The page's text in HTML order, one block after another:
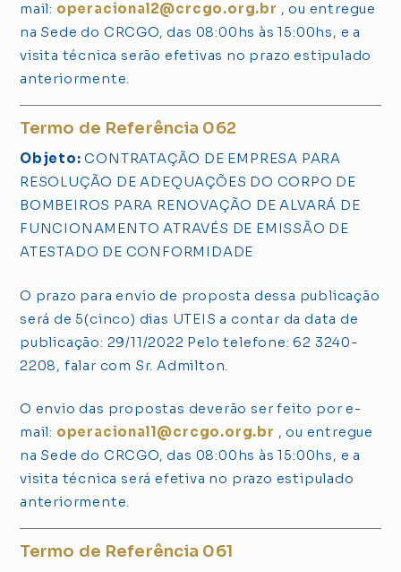
mail: operacional2@crcgo.org.br , ou entregue
na Sede do CRCGO, das 08:00hs às 15:00hs, e a
visita técnica serão efetivas no prazo estipulado
anteriormente.
Termo de Referência 062
Objeto: CONTRATAÇÃO DE EMPRESA PARA
RESOLUÇÃO DE ADEQUAÇÕES DO CORPO DE
BOMBEIROS PARA RENOVAÇÃO DE ALVARÁ DE
FUNCIONAMENTO ATRAVÉS DE EMISSÃO DE
ATESTADO DE CONFORMIDADE
O prazo para envio de proposta dessa publicação
será de 5(cinco) dias UTEIS a contar da data de
publicação: 29/11/2022 Pelo telefone: 62 3240-
2208, falar com Sr. Admilton.
O envio das propostas deverão ser feito por e-
mail: operacional1@crcgo.org.br , ou entregue
na Sede do CRCGO, das 08:00hs às 15:00hs, e a
visita técnica será efetiva no prazo estipulado
anteriormente.
Termo de Referência 061